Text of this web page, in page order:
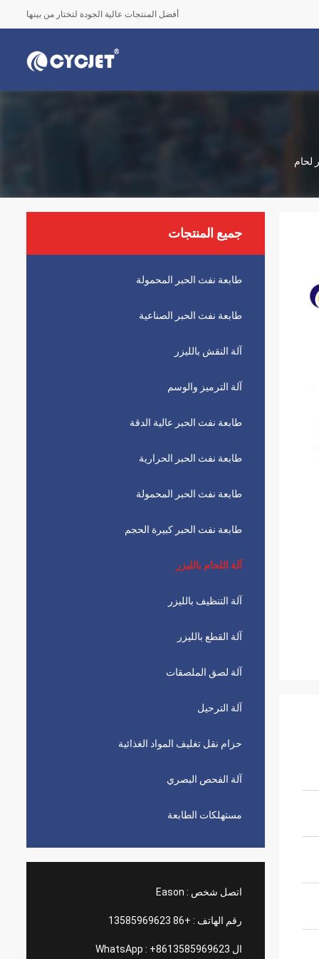
أفضل المنتجات عالية الجودة لتختار من بينها
جميع المنتجات
طابعة نفث الحبر المحمولة
طابعة نفث الحبر الصناعية
آلة النقش بالليزر
آلة الترميز والوسم
طابعة نفث الحبر عالية الدقة
طابعة نفث الحبر الحرارية
طابعة نفث الحبر المحمولة
طابعة نفث الحبر كبيرة الحجم
آلة اللحام بالليزر
آلة التنظيف بالليزر
آلة القطع بالليزر
آلة لصق الملصقات
آلة الترحيل
حزام نقل تغليف المواد الغذائية
آلة الفحص البصري
مستهلكات الطابعة
اتصل شخص : Eason
رقم الهاتف : +86 13585969623
ال WhatsApp : +8613585969623